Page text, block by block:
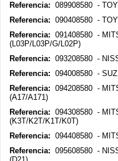
Referencia: 089908580 -
Referencia: 090408580 -
Referencia: 091408580 -
(L03P/L03P/G/L02P)
Referencia: 093208580 -
Referencia: 094008580 -
Referencia: 094208580 -
(A17/A171)
Referencia: 094308580 -
(K3T/K2T/K1T/K0T)
Referencia: 094408580 -
Referencia: 095608580 -